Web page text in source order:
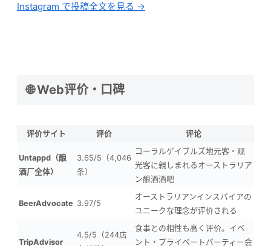
Instagram で投稿全文を見る →
🌐 Web评价・口碑
评价サイト 评价 评论
Untappd（酿
酒厂全体）
3.65/5（4,046
条）
コーラルゲイブルズ地元客・观
光客に親しまれるオーストラリア
ン酿酒酒吧
BeerAdvocate 3.97/5
オーストラリアンインスパイアの
ユニークな理念が评价される
TripAdvisor
4.5/5（244店
食事との相性も高く评价。イベ
ント・プライベートパーティー会